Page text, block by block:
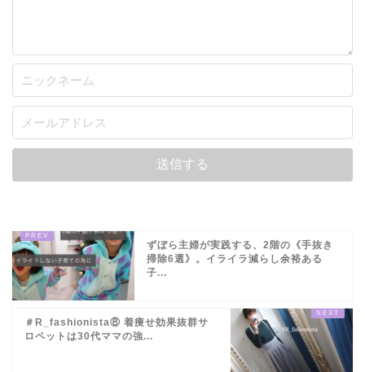
ずぼら主婦が実践する、2階の《手抜き
掃除6選》。イライラ減らし余裕ある
子...
＃R_fashionista⑧ 着痩せ効果抜群サ
ロペットは30代ママの強...